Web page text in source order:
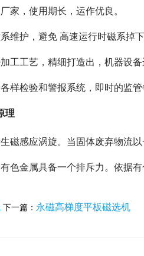
稀土永磁辊式强磁选
家，使用期长，运作优良。
维护，避免 高速运行时磁系掉下
工工艺，精细打造出，机器设备
样检验和警报系统，即时的监管
理
磁感应涡旋。当固体废弃物流
色金属具备一个排斥力。依据
下一篇： 永磁高梯度平板磁选机